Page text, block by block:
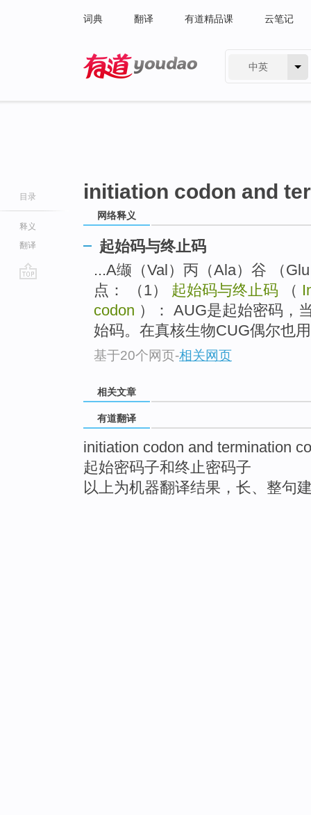
词典 翻译 有道精品课 云笔记
中英
目录
释义
翻译
initiation codon and
网络释义
起始码与终止码
...A缬（Val）丙（Ala）谷 （
点： （1） 起始码与终止码 （
codon ）： AUG是起始密码，
始码。在真核生物CUG偶尔也
基于20个网页-相关网页
相关文章
有道翻译
initiation codon and termination
起始密码子和终止密码子
以上为机器翻译结果，长、整句